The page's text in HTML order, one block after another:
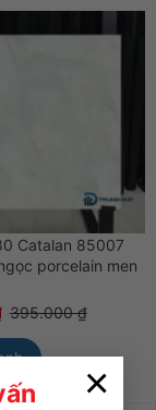
×
Catalan 85007
porcelain men
395.000₫